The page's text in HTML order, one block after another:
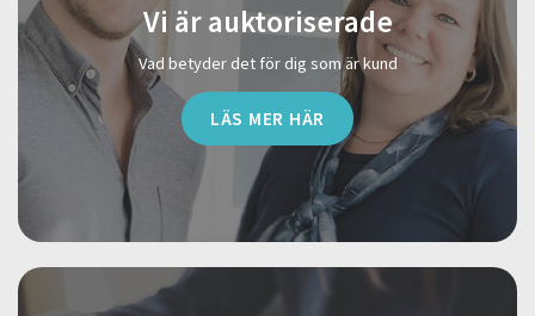
Vi är auktoriserade
Vad betyder det för dig som är kund
LÄS MER HÄR